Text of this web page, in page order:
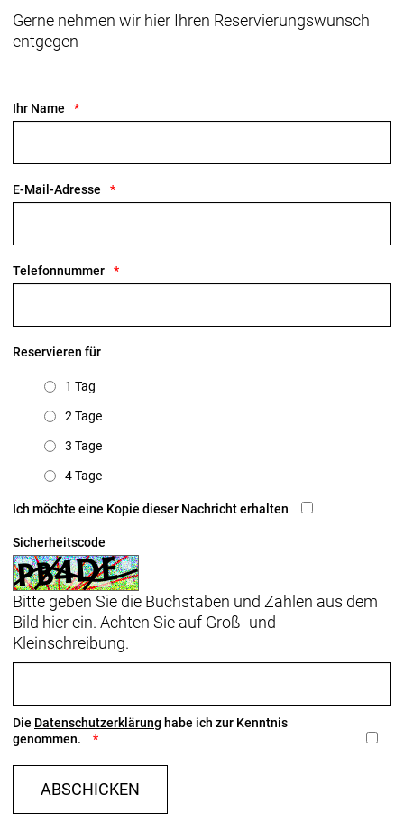
Gerne nehmen wir hier Ihren Reservierungswunsch
entgegen
Ihr Name
E-Mail-Adresse
Telefonnummer
Reservieren für
1 Tag
2 Tage
3 Tage
4 Tage
Ich möchte eine Kopie dieser Nachricht erhalten
Sicherheitscode
Bitte geben Sie die Buchstaben und Zahlen aus dem
Bild hier ein. Achten Sie auf Groß- und
Kleinschreibung.
Die Datenschutzerklärung habe ich zur Kenntnis
genommen.
ABSCHICKEN